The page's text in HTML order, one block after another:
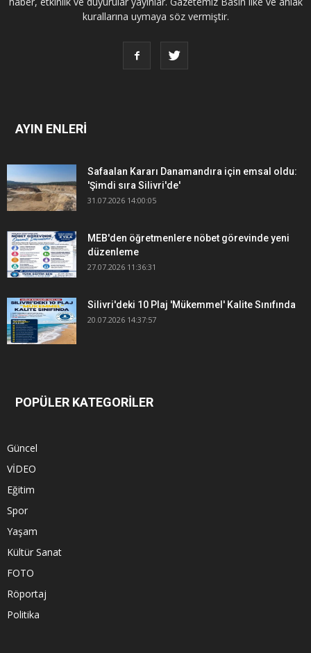
kurallarına uymaya söz vermiştir.
AYIN ENLERİ
Safaalan Kararı Danamandıra için emsal oldu:
'Şimdi sıra Silivri'de'
31.07.2026 14:00:05
MEB'den öğretmenlere nöbet görevinde yeni
düzenleme
27.07.2026 11:36:31
Silivri'deki 10 Plaj 'Mükemmel' Kalite Sınıfında
20.07.2026 14:37:57
POPÜLER KATEGORİLER
Güncel
VİDEO
Eğitim
Spor
Yaşam
Kültür Sanat
FOTO
Röportaj
Politika